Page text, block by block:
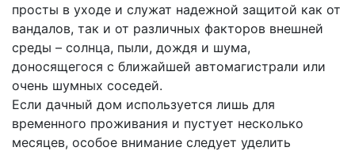
просты в уходе и служат надежной защитой как от
вандалов, так и от различных факторов внешней
среды – солнца, пыли, дождя и шума,
доносящегося с ближайшей автомагистрали или
очень шумных соседей.
Если дачный дом используется лишь для
временного проживания и пустует несколько
месяцев, особое внимание следует уделить